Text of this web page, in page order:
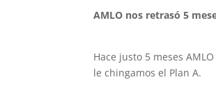
AMLO nos retrasó 5
Hace justo 5 meses
le chingamos el Plan A.